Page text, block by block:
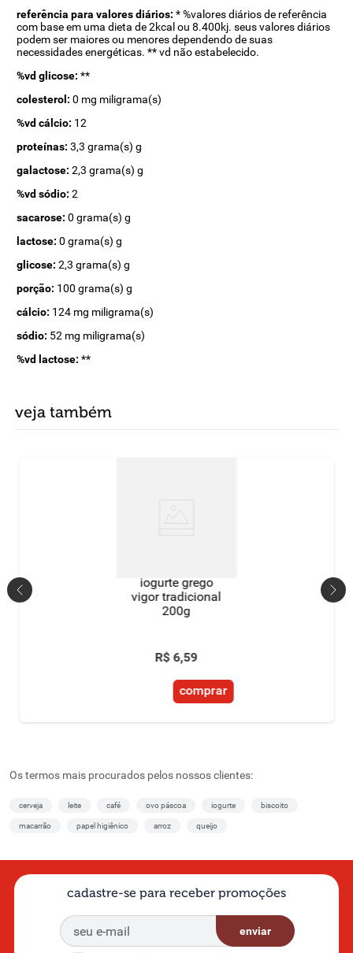
referência para valores diários: * %valores diários de referência
com base em uma dieta de 2kcal ou 8.400kj. seus valores diários
podem ser maiores ou menores dependendo de suas
necessidades energéticas. ** vd não estabelecido.
%vd glicose: **
colesterol: 0 mg miligrama(s)
%vd cálcio: 12
proteínas: 3,3 grama(s) g
galactose: 2,3 grama(s) g
%vd sódio: 2
sacarose: 0 grama(s) g
lactose: 0 grama(s) g
glicose: 2,3 grama(s) g
porção: 100 grama(s) g
cálcio: 124 mg miligrama(s)
sódio: 52 mg miligrama(s)
%vd lactose: **
veja também
iogurte grego
vigor tradicional
200g
R$ 6,59
comprar
Os termos mais procurados pelos nossos clientes:
cerveja leite café ovo páscoa iogurte biscoito
macarrão papel higiênico arroz queijo
cadastre-se para receber promoções
enviar